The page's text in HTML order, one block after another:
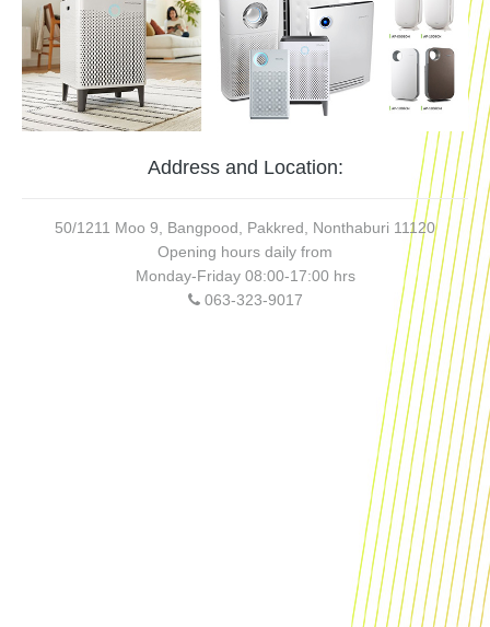
Address and Location:
50/1211 Moo 9, Bangpood, Pakkred, Nonthaburi 11120
Opening hours daily from
Monday-Friday 08:00-17:00 hrs
063-323-9017